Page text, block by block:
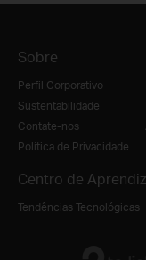
Sobre
Perfil Corporativo
Sustentabilidade
Contate-nos
Política de Privacidade
Centro de
Tendências Tecnológicas